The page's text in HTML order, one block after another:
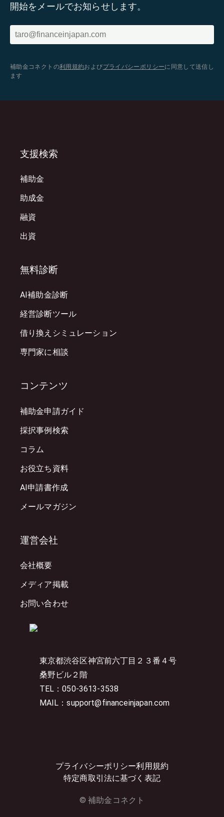
開始をメールでお知らせします。
補助金コネクトの利用規約およびプライバシーポリシーに同意して送信し
ます
東京都渋谷区神宮前六丁目２３番４号
桑野ビル２階
TEL：050-3613-3538
MAIL：support@financeinjapan.com
プライバシーポリシー利用規約
特定商取引法に基づく表記
© 補助金コネクト
支援検索
補助金
助成金
融資
出資
無料診断
AI補助金診断
経営診断ツール
借り換えシミュレーション
専門家に相談
コンテンツ
補助金申請ガイド
採択事例検索
コラム
お役立ち資料
AI申請書作成
メールマガジン
運営会社
会社概要
メディア掲載
お問い合わせ